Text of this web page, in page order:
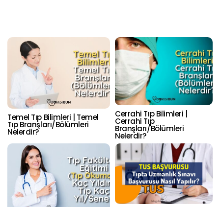
Temel Tıp Bilimleri | Temel
Tıp Branşları/Bölümleri
Nelerdir?
Cerrahi Tıp Bilimleri |
Cerrahi Tıp
Branşları/Bölümleri
Nelerdir?